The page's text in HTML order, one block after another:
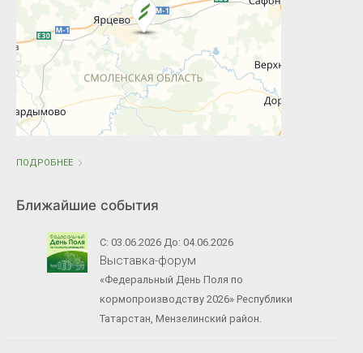
ПОДРОБНЕЕ
Ближайшие события
С: 03.06.2026 До: 04.06.2026
Выставка-форум
«Федеральный День Поля по
кормопроизводству 2026» Республики
Татарстан, Мензелинский район.